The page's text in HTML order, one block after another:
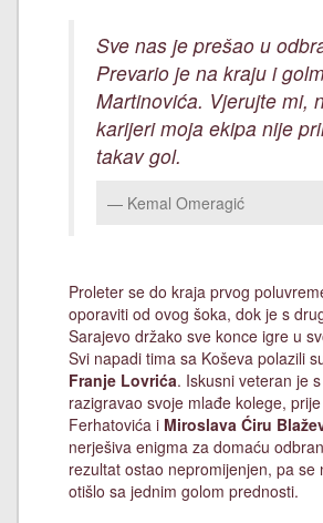
Sve nas je prešao u
Prevario je na kraju i
Martinovića. Vjerujte mi,
karijeri moja ekipa nije
takav gol.
Kemal Omeragić
Proleter se do kraja prvog
oporaviti od ovog šoka, dok je s
Sarajevo držako sve konce igre u
Svi napadi tima sa Koševa polazili
Franje Lovrića. Iskusni veteran je
razigravao svoje mlađe kolege,
Ferhatovića i Miroslava Ćiru
nerješiva enigma za domaću
rezultat ostao nepromijenjen, pa se
otišlo sa jednim golom prednosti.